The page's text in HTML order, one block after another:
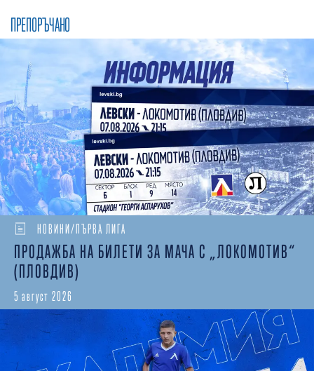
ПРЕПОРЪЧАНО
НОВИНИ/ПЪРВА ЛИГА
ПРОДАЖБА НА БИЛЕТИ ЗА МАЧА С „ЛОКОМОТИВ“
(ПЛОВДИВ)
5 август 2026